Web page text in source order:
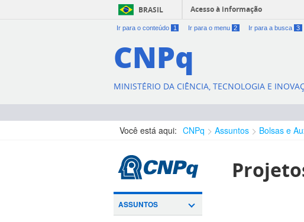
BRASIL Acesso à informação
Ir para o conteúdo 1 Ir para o menu 2 Ir para a busca 3
CNPq
MINISTÉRIO DA CIÊNCIA, TECNOLOGIA E
Você está aqui: CNPq Assuntos Bolsas e
ASSUNTOS